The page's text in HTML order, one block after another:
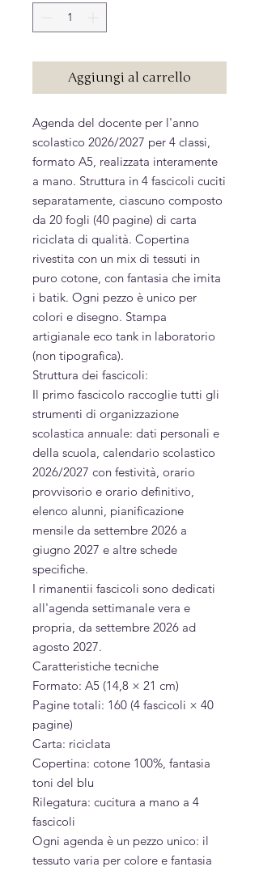
Aggiungi al carrello
Agenda del docente per l'anno
scolastico 2026/2027 per 4 classi,
formato A5, realizzata interamente
a mano. Struttura in 4 fascicoli cuciti
separatamente, ciascuno composto
da 20 fogli (40 pagine) di carta
riciclata di qualità. Copertina
rivestita con un mix di tessuti in
puro cotone, con fantasia che imita
i batik. Ogni pezzo è unico per
colori e disegno. Stampa
artigianale eco tank in laboratorio
(non tipografica).
Struttura dei fascicoli:
Il primo fascicolo raccoglie tutti gli
strumenti di organizzazione
scolastica annuale: dati personali e
della scuola, calendario scolastico
2026/2027 con festività, orario
provvisorio e orario definitivo,
elenco alunni, pianificazione
mensile da settembre 2026 a
giugno 2027 e altre schede
specifiche.
I rimanentii fascicoli sono dedicati
all'agenda settimanale vera e
propria, da settembre 2026 ad
agosto 2027.
Caratteristiche tecniche
Formato: A5 (14,8 × 21 cm)
Pagine totali: 160 (4 fascicoli × 40
pagine)
Carta: riciclata
Copertina: cotone 100%, fantasia
toni del blu
Rilegatura: cucitura a mano a 4
fascicoli
Ogni agenda è un pezzo unico: il
tessuto varia per colore e fantasia